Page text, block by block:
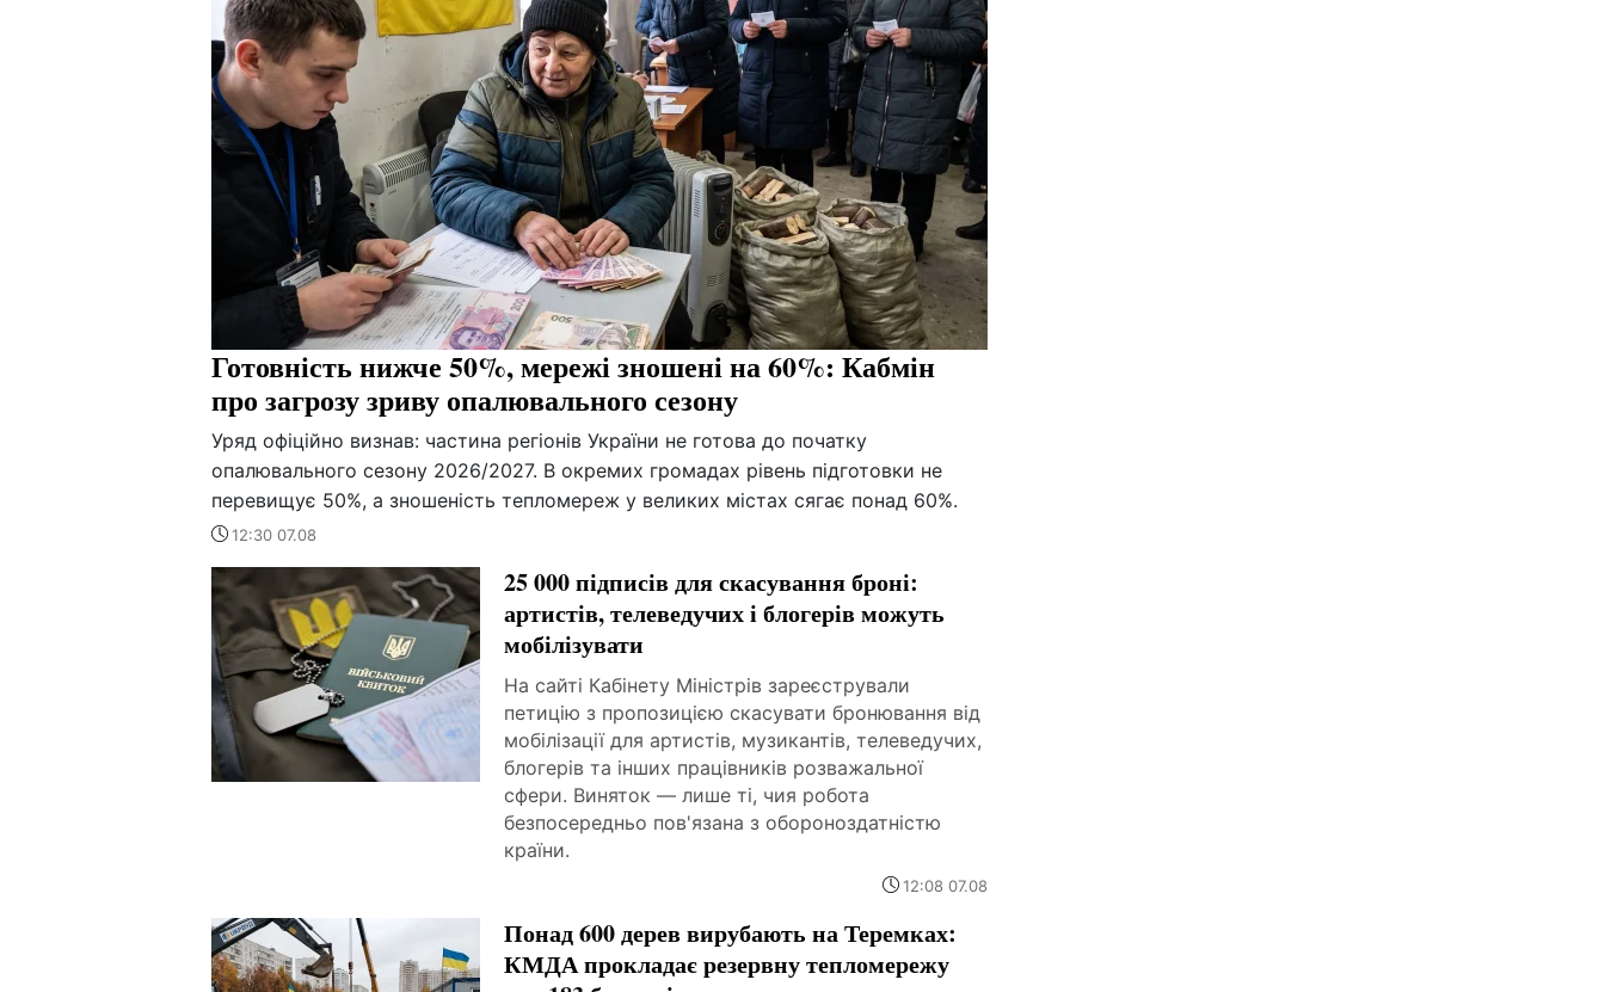
Готовність нижче 50%, мережі зношені на 60%: Кабмін
про загрозу зриву опалювального сезону
Уряд офіційно визнав: частина регіонів України не готова до початку
опалювального сезону 2026/2027. В окремих громадах рівень підготовки не
перевищує 50%, а зношеність тепломереж у великих містах сягає понад 60%.
12:30 07.08
25 000 підписів для скасування броні:
артистів, телеведучих і блогерів можуть
мобілізувати
На сайті Кабінету Міністрів зареєстрували
петицію з пропозицією скасувати бронювання від
мобілізації для артистів, музикантів, телеведучих,
блогерів та інших працівників розважальної
сфери. Виняток — лише ті, чия робота
безпосередньо пов'язана з обороноздатністю
країни.
12:08 07.08
Понад 600 дерев вирубають на Теремках:
КМДА прокладає резервну тепломережу